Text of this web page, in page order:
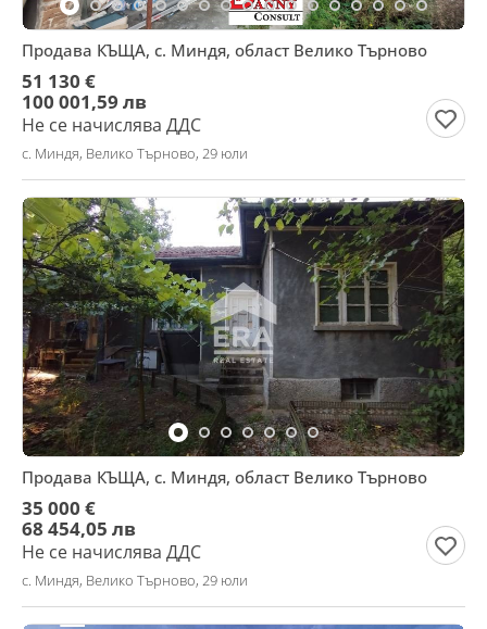
Продава КЪЩА, с. Миндя, област Велико Търново
51 130 €
100 001,59 лв
Не се начислява ДДС
с. Миндя, Велико Търново, 29 юли
Продава КЪЩА, с. Миндя, област Велико Търново
35 000 €
68 454,05 лв
Не се начислява ДДС
с. Миндя, Велико Търново, 29 юли